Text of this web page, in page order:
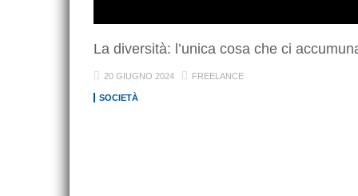
La diversità: l’unica cosa che ci
20 GIUGNO 2024 FREELANCE
SOCIETÀ